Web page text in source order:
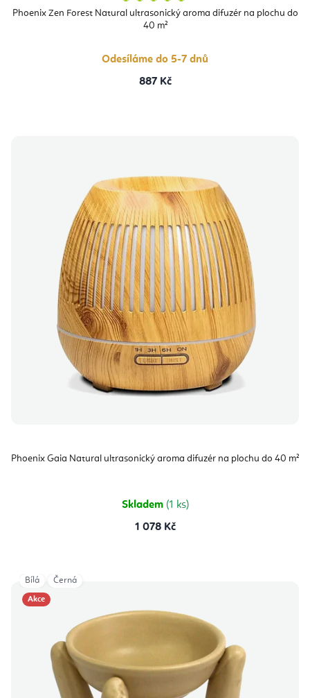
Phoenix Zen Forest Natural ultrasonický aroma difuzér na plochu do
40 m²
produktu
je
hvězdiček.
Odesíláme do 5-7 dnů
887 Kč
Phoenix Gaia Natural ultrasonický aroma difuzér na plochu do 40 m²
Skladem (1 ks)
1 078 Kč
Akce
Bílá Černá